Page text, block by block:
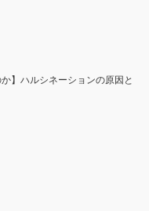
】ハルシネーションの原因と